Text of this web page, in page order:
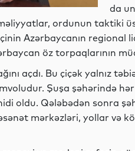
da
ordunun taktiki
Azərbaycanın regional
öz torpaqlarının
açdı. Bu çiçək yalnız
Şuşa şəhərində
oldu. Qələbədən sonra
mərkəzləri, yollar və